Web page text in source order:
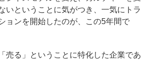
いということに気がつき、一気にトラ
ョンを開始したのが、この5年間で
売る」ということに特化した企業であ